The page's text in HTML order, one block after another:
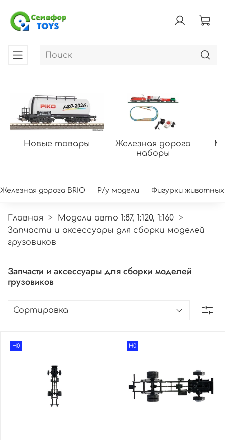
Новые товары
Железная дорога
наборы
Железная дорога BRIO Р/у модели Фигурки животных
Главная
Модели авто 1:87, 1:120, 1:160
Запчасти и аксессуары для сборки моделей
грузовиков
Запчасти и аксессуары для сборки моделей
грузовиков
H0 H0